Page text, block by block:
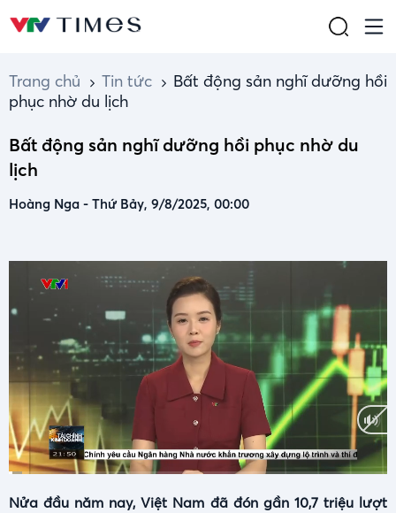
Trang chủ Tin tức
Bất động sản nghĩ dưỡng hồi
phục nhờ du lịch
Bất động sản nghĩ dưỡng hồi phục nhờ du
lịch
Hoàng Nga - Thứ Bảy, 9/8/2025, 00:00
Time
Nửa đầu năm nay, Việt Nam đã đón gần 10,7 triệu lượt